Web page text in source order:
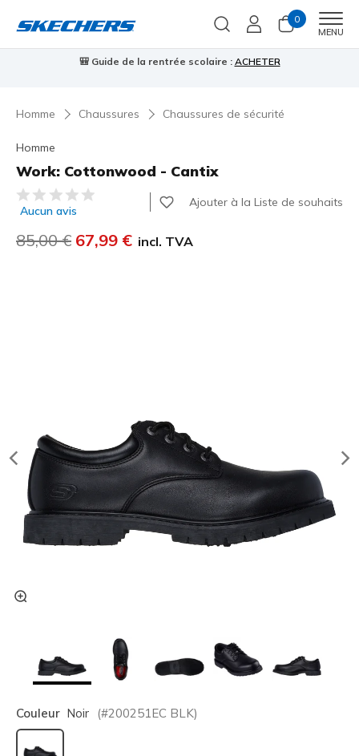
0
MENU
🎒 Guide de la rentrée scolaire : ACHETER
Homme Chaussures Chaussures de sécurité
Homme
Work: Cottonwood - Cantix
Évaluation client 5 sur 5
Aucun avis
Ajouter à la Liste de souhaits
Prix réduit de
85,00 € à
67,99 € incl. TVA
Couleur Noir (#200251EC BLK)